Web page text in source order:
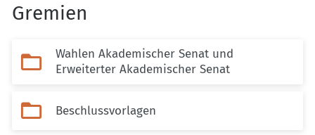
Gremien

Wahlen Akademischer Senat und
Erweiterter Akademischer Senat
 Beschlussvorlagen